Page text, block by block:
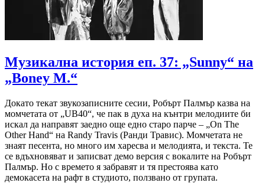
Музикална история еп. 37: „Sunny“ на
„Boney M.“
Докато текат звукозаписните сесии, Робърт Палмър казва на
момчетата от „UB40“, че пак в духа на кънтри мелодиите би
искал да направят заедно още едно старо парче – „On The
Other Hand“ на Randy Travis (Ранди Травис). Момчетата не
знаят песента, но много им харесва и мелодията, и текста. Те
се вдъхновяват и записват демо версия с вокалите на Робърт
Палмър. Но с времето я забравят и тя престоява като
демокасета на рафт в студиото, ползвано от групата.